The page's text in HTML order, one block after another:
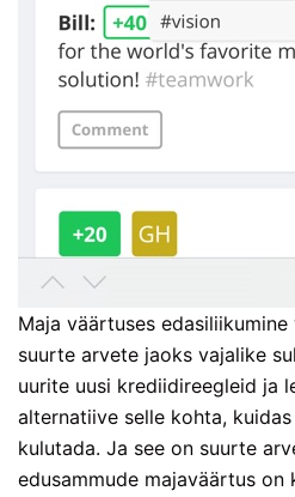
Maja väärtuses
suurte arvete jaoks vajalike
uurite uusi krediidireegleid ja
alternatiive selle kohta,
kulutada. Ja see on suurte
edusammude majaväärtus on